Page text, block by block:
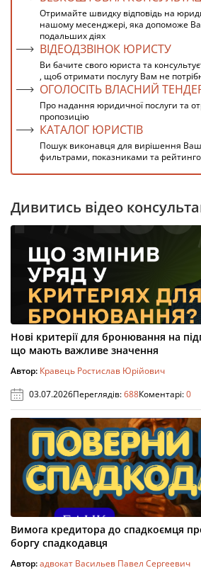
Отримайте швидку відповідь на
нашому месенджері, яка допоможе
подальших діях
ВІДЕОДЗВІНОК ЮРИСТУ
Ви бачите свого юриста та
, щоб отримати послугу Вам не
ОГОЛОСІТЬ ВЛАСНИЙ
Про надання юридичної послуги та
пропозицію
КАТАЛОГ ЮРИСТІВ
Пошук виконавця для вирішення
фильтрами, показниками та
Дивитись відео
Нові критерії для бронювання на
що мають важливе значення
Автор: Кравець Ростислав Юрійович
03.07.2026Переглядів:688Коментарі:0
Вимога кредитора до спадкоємця
боргу спадкодавця
Автор:адвокат Васильев Павел Сергеевич